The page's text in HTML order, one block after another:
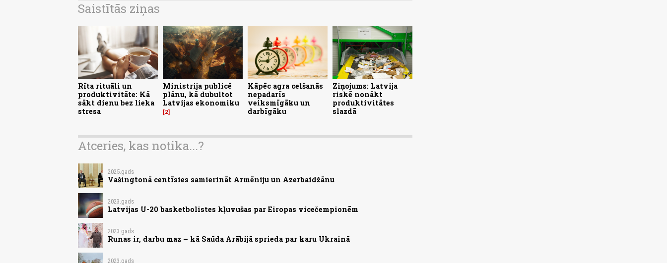
Saistītās ziņas
Rīta rituāli un
produktivitāte: Kā
sākt dienu bez lieka
stresa
Ministrija publicē
plānu, kā dubultot
Latvijas ekonomiku
2
Kāpēc agra celšanās
nepadarīs
veiksmīgāku un
darbīgāku
Ziņojums: Latvija
riskē nonākt
produktivitātes
slazdā
Atceries, kas notika...?
2025.gads
Vašingtonā centīsies samierināt Armēniju un Azerbaidžānu
2023.gads
Latvijas U-20 basketbolistes kļuvušas par Eiropas vicečempionēm
2023.gads
Runas ir, darbu maz – kā Saūda Arābijā sprieda par karu Ukrainā
2023.gads